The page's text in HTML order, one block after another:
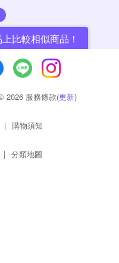
比較相似商品！
2026 服務條款(更新)
| 購物須知
| 分類地圖